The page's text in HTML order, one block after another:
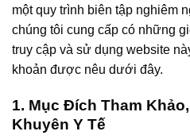
một quy trình biên tập nghiêm
chúng tôi cung cấp có những
truy cập và sử dụng website
khoản được nêu dưới đây.
1. Mục Đích Tham
Khuyên Y Tế